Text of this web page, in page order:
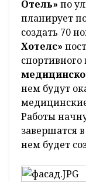
Отель» по
планирует
создать 70
Хотелс»
нем будут
Работы
завершатся
нем будет